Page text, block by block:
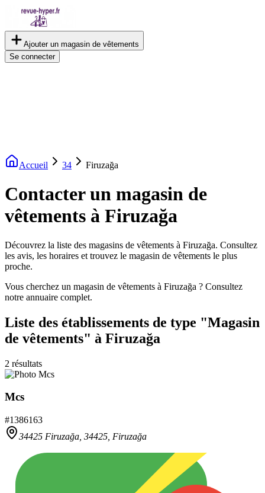
Ajouter un magasin de vêtements
Se connecter
Accueil 34 Firuzağa
Contacter un magasin de
vêtements à Firuzağa
Découvrez la liste des magasins de vêtements à Firuzağa. Consultez
les avis, les horaires et trouvez le magasin de vêtements le plus
proche.
Vous cherchez un magasin de vêtements à Firuzağa ? Consultez
notre annuaire complet.
Liste des établissements de type "Magasin
de vêtements" à Firuzağa
2 résultats
Mcs
#1386163
34425 Firuzağa, 34425 Firuzağa